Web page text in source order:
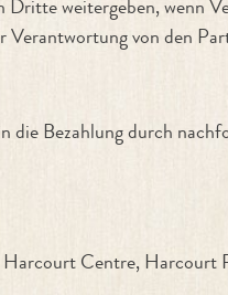
weitergeben, wenn
Verantwortung von den
Bezahlung durch
Centre, Harcourt